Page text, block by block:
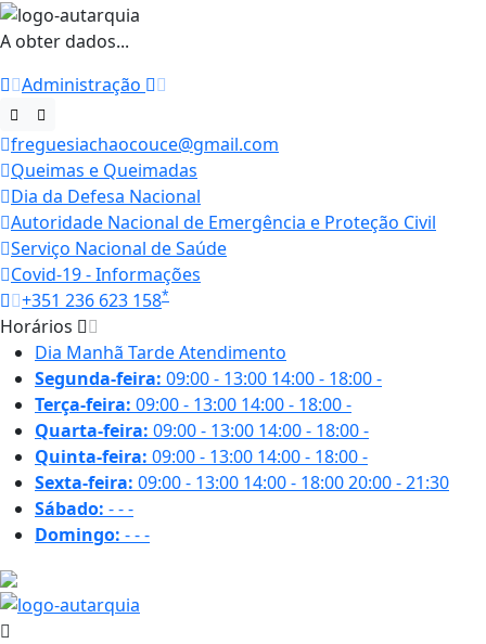
A obter dados...
Administração
freguesiachaocouce@gmail.com
Queimas e Queimadas
Dia da Defesa Nacional
Autoridade Nacional de Emergência e Proteção Civil
Serviço Nacional de Saúde
Covid-19 - Informações
+351 236 623 158*
Horários
Dia Manhã TardeAtendimento
Segunda-feira: 09:00 - 13:00 14:00 - 18:00-
Terça-feira: 09:00 - 13:00 14:00 - 18:00-
Quarta-feira: 09:00 - 13:00 14:00 - 18:00-
Quinta-feira: 09:00 - 13:00 14:00 - 18:00-
Sexta-feira: 09:00 - 13:00 14:00 - 18:0020:00 - 21:30
Sábado: ---
Domingo: ---